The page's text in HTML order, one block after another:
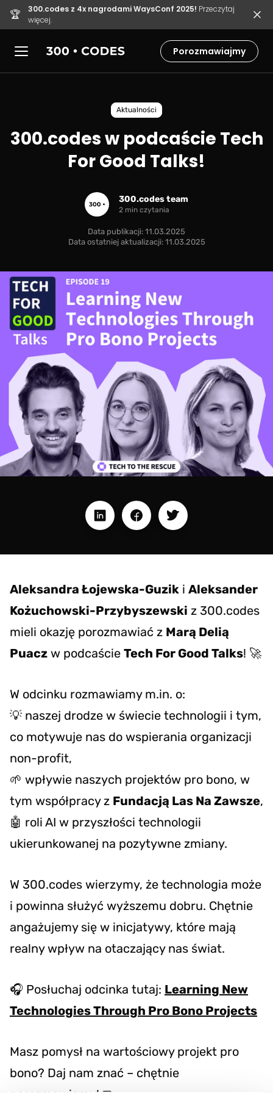
🏆 300.codes z 4x nagrodami WaysConf 2025! Przeczytaj
więcej.
Porozmawiajmy
Aktualności
300.codes w podcaście Tech
For Good Talks!
300.codes team
2 min czytania
Data publikacji: 11.03.2025
Data ostatniej aktualizacji: 11.03.2025
Aleksandra Łojewska-Guzik i Aleksander
Kożuchowski-Przybyszewski z 300.codes
mieli okazję porozmawiać z Marą Delią
Puacz w podcaście Tech For Good Talks! 🚀
W odcinku rozmawiamy m.in. o:
💡 naszej drodze w świecie technologii i tym,
co motywuje nas do wspierania organizacji
non-profit,
🌱 wpływie naszych projektów pro bono, w
tym współpracy z Fundacją Las Na Zawsze,
🤖 roli AI w przyszłości technologii
ukierunkowanej na pozytywne zmiany.
W 300.codes wierzymy, że technologia może
i powinna służyć wyższemu dobru. Chętnie
angażujemy się w inicjatywy, które mają
realny wpływ na otaczający nas świat.
🎧 Posłuchaj odcinka tutaj: Learning New
Technologies Through Pro Bono Projects
Masz pomysł na wartościowy projekt pro
bono? Daj nam znać – chętnie